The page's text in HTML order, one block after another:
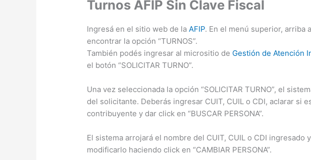
Turnos AFIP Sin Clave Fiscal
Ingresá en el sitio web de laAFIP. En el menú superior, arriba
encontrar la opción “TURNOS”.
También podés ingresar al micrositio de Gestión de Atención
el botón “SOLICITAR TURNO”.
Una vez seleccionada la opción “SOLICITAR TURNO”, el
del solicitante. Deberás ingresar CUIT, CUIL o CDI, aclarar si
contribuyente y dar click en “BUSCAR PERSONA”.
El sistema arrojará el nombre del CUIT, CUIL o CDI ingresado
modificarlo haciendo click en “CAMBIAR PERSONA”.